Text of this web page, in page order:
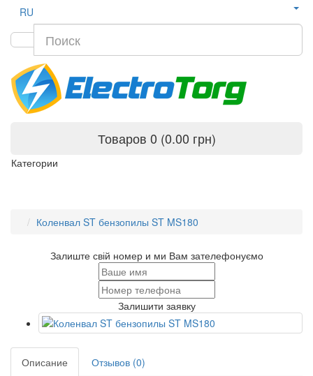
RU
Товаров 0 (0.00 грн)
Категории
Коленвал ST бензопилы ST MS180
Залиште свій номер и ми Вам зателефонуємо
Залишити заявку
Описание
Отзывов (0)